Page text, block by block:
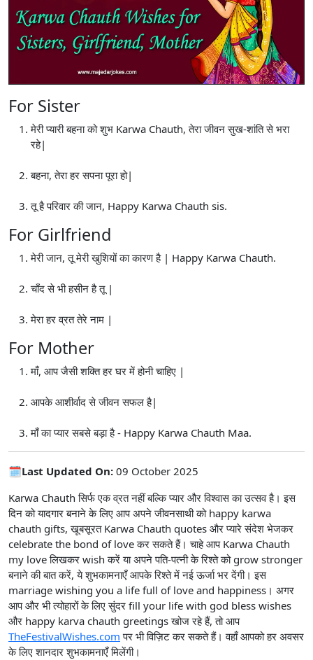
For Sister
मेरी प्यारी बहना को शुभ Karwa Chauth, तेरा जीवन सुख-शांति से भरा
रहे|
बहना, तेरा हर सपना पूरा हो|
तू है परिवार की जान, Happy Karwa Chauth sis.
For Girlfriend
मेरी जान, तू मेरी खुशियों का कारण है | Happy Karwa Chauth.
चाँद से भी हसीन है तू |
मेरा हर व्रत तेरे नाम |
For Mother
माँ, आप जैसी शक्ति हर घर में होनी चाहिए |
आपके आशीर्वाद से जीवन सफल है|
माँ का प्यार सबसे बड़ा है - Happy Karwa Chauth Maa.
🗓️Last Updated On: 09 October 2025
Karwa Chauth सिर्फ एक व्रत नहीं बल्कि प्यार और विश्वास का उत्सव है। इस
दिन को यादगार बनाने के लिए आप अपने जीवनसाथी को happy karwa
chauth gifts, खूबसूरत Karwa Chauth quotes और प्यारे संदेश भेजकर
celebrate the bond of love कर सकते हैं। चाहे आप Karwa Chauth
my love लिखकर wish करें या अपने पति-पत्नी के रिश्ते को grow stronger
बनाने की बात करें, ये शुभकामनाएँ आपके रिश्ते में नई ऊर्जा भर देंगी। इस
marriage wishing you a life full of love and happiness। अगर
आप और भी त्योहारों के लिए सुंदर fill your life with god bless wishes
और happy karva chauth greetings खोज रहे हैं, तो आप
TheFestivalWishes.com पर भी विज़िट कर सकते हैं। वहाँ आपको हर अवसर
के लिए शानदार शुभकामनाएँ मिलेंगी।